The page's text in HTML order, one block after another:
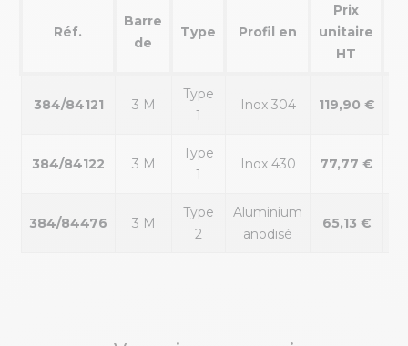
Réf.
Barre
de
Type Profil en
Prix
unitaire
HT
384/84121 3 M
Type
1
Inox 304 119,90 €
384/84122 3 M
Type
1
Inox 430 77,77 €
384/84476 3 M
Type
2
Aluminium
anodisé
65,13 €